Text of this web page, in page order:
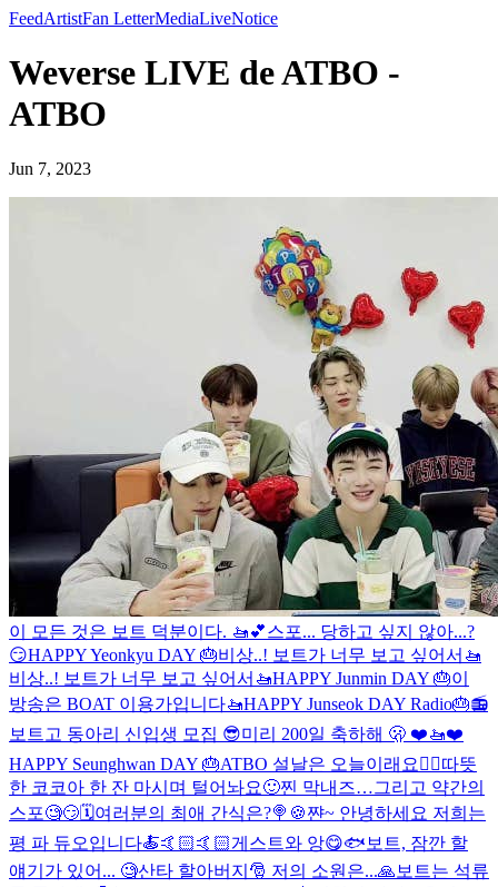
FeedArtistFan LetterMediaLiveNotice
Weverse LIVE de ATBO -
ATBO
Jun 7, 2023
이 모든 것은 보트 덕분이다. 🚤💕스포... 당하고 싶지 않아...?
😏HAPPY Yeonkyu DAY 🎂비상..! 보트가 너무 보고 싶어서🚤
비상..! 보트가 너무 보고 싶어서🚤HAPPY Junmin DAY 🎂이
방송은 BOAT 이용가입니다🚤HAPPY Junseok DAY Radio🎂📻
보트고 동아리 신입생 모집 😎미리 200일 축하해 🫢 ❤️🚤❤️
HAPPY Seunghwan DAY 🎂ATBO 설날은 오늘이래요🙇‍♂️따뜻
한 코코아 한 잔 마시며 털어놔요🙂찐 막내즈…그리고 약간의
스포🧐😏🗓️여러분의 최애 간식은?🍭🍪쨘~ 안녕하세요 저희는
평 파 듀오입니다🍝🤙🏻🤙🏻게스트와 앙😋🐟 보트, 잠깐 할
얘기가 있어... 🧐산타 할아버지🎅 저의 소원은...🙏 보트는 석류